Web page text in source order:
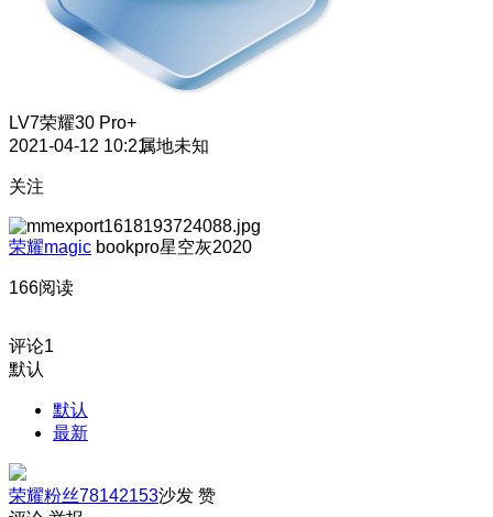
LV7荣耀30 Pro+
2021-04-12 10:21属地未知
关注
荣耀magic bookpro星空灰2020
166阅读
评论1
默认
默认
最新
荣耀粉丝78142153沙发 赞